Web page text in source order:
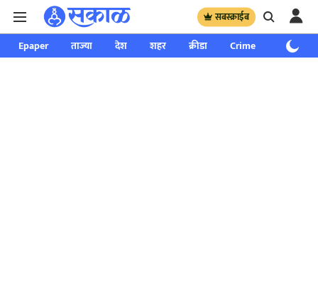
सबस्क्राईब
Epaper ताज्या देश शहर क्रीडा Crime साप्ताहिक